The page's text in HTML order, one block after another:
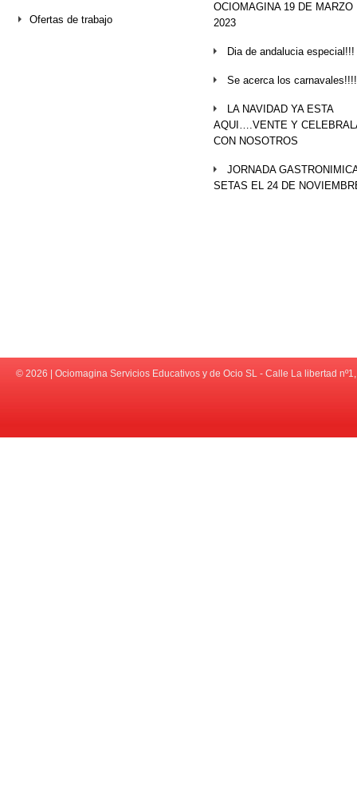
Ofertas de trabajo
OCIOMAGINA 19 DE MARZO
2023
Dia de andalucia especial!!!
Se acerca los
LA NAVIDAD YA ESTA
AQUI….VENTE Y
CON NOSOTROS
JORNADA
SETAS EL 24 DE
© 2026 | Ociomagina Servicios Educativos y de Ocio SL - Calle La